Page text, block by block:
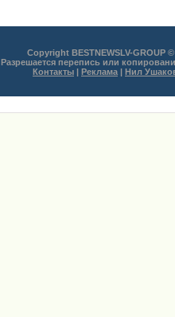
Copyright BESTNEWSLV-GROUP
Разрешается перепись или
Контакты | Реклама | Нил